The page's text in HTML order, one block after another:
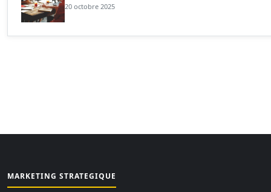
20 octobre 2025
MARKETING STRATEGIQUE